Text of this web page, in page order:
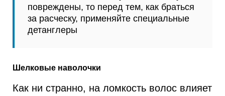
повреждены, то перед тем, как браться
за расческу, применяйте специальные
детанглеры
Шелковые наволочки
Как ни странно, на ломкость волос влияет